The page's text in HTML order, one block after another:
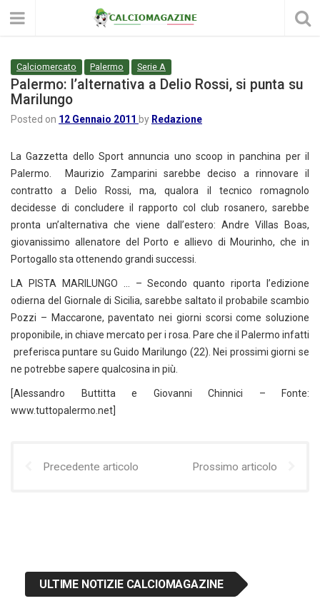
Calciomercato Palermo Serie A
Palermo: l’alternativa a Delio Rossi, si punta su
Marilungo
Posted on 12 Gennaio 2011 by Redazione
La Gazzetta dello Sport annuncia uno scoop in panchina per il
Palermo. Maurizio Zamparini sarebbe deciso a rinnovare il
contratto a Delio Rossi, ma, qualora il tecnico romagnolo
decidesse di concludere il rapporto col club rosanero, sarebbe
pronta un’alternativa che viene dall’estero: Andre Villas Boas,
giovanissimo allenatore del Porto e allievo di Mourinho, che in
Portogallo sta ottenendo grandi successi.
LA PISTA MARILUNGO … – Secondo quanto riporta l’edizione
odierna del Giornale di Sicilia, sarebbe saltato il probabile scambio
Pozzi – Maccarone, paventato nei giorni scorsi come soluzione
proponibile, in chiave mercato per i rosa. Pare che il Palermo infatti
preferisca puntare su Guido Marilungo (22). Nei prossimi giorni se
ne potrebbe sapere qualcosina in più.
[Alessandro Buttitta e Giovanni Chinnici – Fonte:
www.tuttopalermo.net]
Precedente articolo Prossimo articolo
ULTIME NOTIZIE CALCIOMAGAZINE